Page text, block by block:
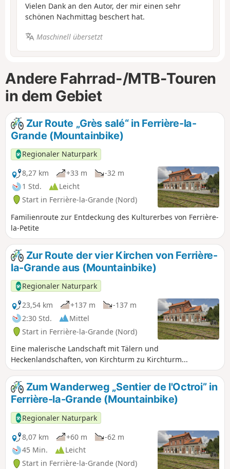
Vielen Dank an den Autor, der mir einen sehr
schönen Nachmittag beschert hat.
Maschinell übersetzt
Andere Fahrrad-/MTB-Touren
in dem Gebiet
Zur Route „Grès salé“ in Ferrière-la-
Grande (Mountainbike)
Regionaler Naturpark
8,27 km
+33 m
-32 m
1 Std.
Leicht
Start in Ferrière-la-Grande (Nord)
Familienroute zur Entdeckung des Kulturerbes von Ferrière-
la-Petite
Zur Route der vier Kirchen von Ferrière-
la-Grande aus (Mountainbike)
Regionaler Naturpark
23,54 km
+137 m
-137 m
2:30 Std.
Mittel
Start in Ferrière-la-Grande (Nord)
Eine malerische Landschaft mit Tälern und
Heckenlandschaften, von Kirchturm zu Kirchturm...
Zum Wanderweg „Sentier de l'Octroi” in
Ferrière-la-Grande (Mountainbike)
Regionaler Naturpark
8,07 km
+60 m
-62 m
45 Min.
Leicht
Start in Ferrière-la-Grande (Nord)